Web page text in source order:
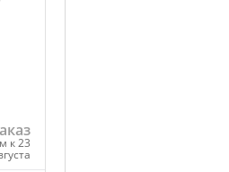
к 23